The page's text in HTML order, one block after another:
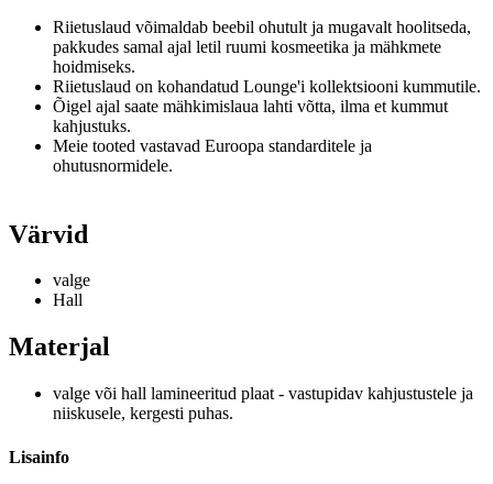
Riietuslaud võimaldab beebil ohutult ja mugavalt hoolitseda,
pakkudes samal ajal letil ruumi kosmeetika ja mähkmete
hoidmiseks.
Riietuslaud on kohandatud Lounge'i kollektsiooni kummutile.
Õigel ajal saate mähkimislaua lahti võtta, ilma et kummut
kahjustuks.
Meie tooted vastavad Euroopa standarditele ja
ohutusnormidele.
Värvid
valge
Hall
Materjal
valge või hall lamineeritud plaat - vastupidav kahjustustele ja
niiskusele, kergesti puhas.
Lisainfo